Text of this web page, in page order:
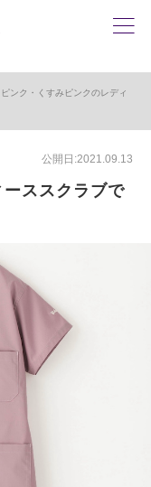
ピンク・くすみピンクのレディ
公開日:2021.09.13
ススクラブで